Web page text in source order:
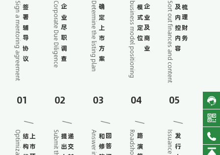
Sign a mentoring agreement签署辅导协议
01
Corporate Due Diligence企业尽职调查
02
Determine the listing plan确定上市方案
03
business model positioning企业及商业
模式定位
04
Sort out finances and content梳理财务
及内控内容
05